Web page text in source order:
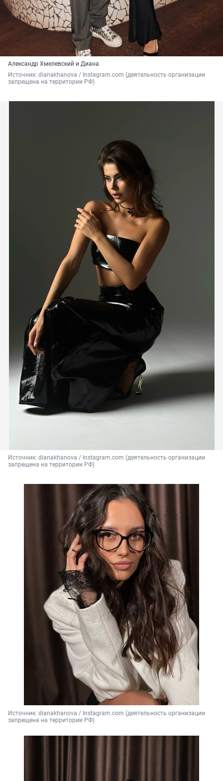
Александр Хмелевский и Диана
Источник: dianakhanova / Instagram.com (деятельность организации
запрещена на территории РФ)
Источник: dianakhanova / Instagram.com (деятельность организации
запрещена на территории РФ)
Источник: dianakhanova / Instagram.com (деятельность организации
запрещена на территории РФ)